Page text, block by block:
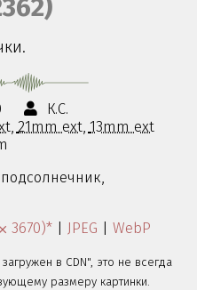
К.С.
21mm ext 13mm ext
подсолнечник,
3670)* | JPEG | WebP
в CDN", это не всегда
размеру картинки.